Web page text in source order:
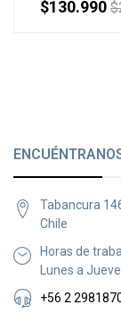
$130.990
Tabancura
Chile
Horas de
Lunes a
+56 2